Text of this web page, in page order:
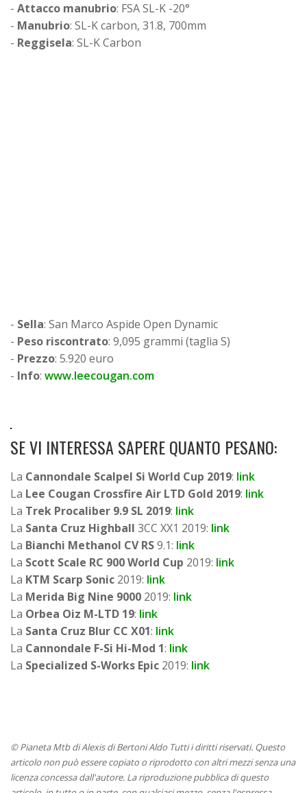
- Attacco manubrio: FSA SL-K -20°
- Manubrio: SL-K carbon, 31.8, 700mm
- Reggisela: SL-K Carbon
- Sella: San Marco Aspide Open Dynamic
- Peso riscontrato: 9,095 grammi (taglia S)
- Prezzo: 5.920 euro
- Info: www.leecougan.com
SE VI INTERESSA SAPERE QUANTO PESANO:
La Cannondale Scalpel Si World Cup 2019: link
La Lee Cougan Crossfire Air LTD Gold 2019: link
La Trek Procaliber 9.9 SL 2019: link
La Santa Cruz Highball 3CC XX1 2019: link
La Bianchi Methanol CV RS9.1: link
La Scott Scale RC 900 World Cup 2019: link
La KTM Scarp Sonic 2019: link
La Merida Big Nine 9000 2019: link
La Orbea Oiz M-LTD 19: link
La Santa Cruz Blur CC X01: link
La Cannondale F-Si Hi-Mod 1: link
La Specialized S-Works Epic 2019: link
© Pianeta Mtb di Alexis di Bertoni Aldo Tutti i diritti riservati. Questo
articolo non può essere copiato o riprodotto con altri mezzi senza una
licenza concessa dall'autore. La riproduzione pubblica di questo